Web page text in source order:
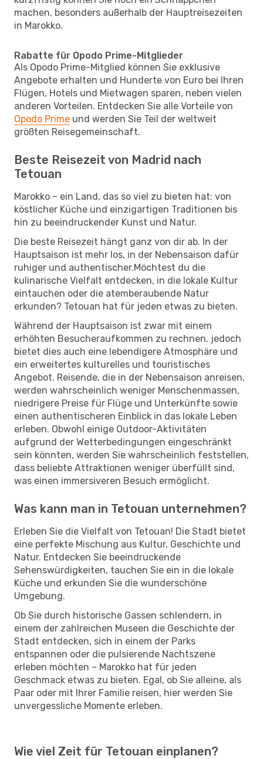
machen, besonders außerhalb der Hauptreisezeiten
in Marokko.
Rabatte für Opodo Prime-Mitglieder
Als Opodo Prime-Mitglied können Sie exklusive
Angebote erhalten und Hunderte von Euro bei Ihren
Flügen, Hotels und Mietwagen sparen, neben vielen
anderen Vorteilen. Entdecken Sie alle Vorteile von
Opodo Prime und werden Sie Teil der weltweit
größten Reisegemeinschaft.
Beste Reisezeit von Madrid nach
Tetouan
Marokko – ein Land, das so viel zu bieten hat: von
köstlicher Küche und einzigartigen Traditionen bis
hin zu beeindruckender Kunst und Natur.
Die beste Reisezeit hängt ganz von dir ab. In der
Hauptsaison ist mehr los, in der Nebensaison dafür
ruhiger und authentischer.Möchtest du die
kulinarische Vielfalt entdecken, in die lokale Kultur
eintauchen oder die atemberaubende Natur
erkunden? Tetouan hat für jeden etwas zu bieten.
Während der Hauptsaison ist zwar mit einem
erhöhten Besucheraufkommen zu rechnen, jedoch
bietet dies auch eine lebendigere Atmosphäre und
ein erweitertes kulturelles und touristisches
Angebot. Reisende, die in der Nebensaison anreisen,
werden wahrscheinlich weniger Menschenmassen,
niedrigere Preise für Flüge und Unterkünfte sowie
einen authentischeren Einblick in das lokale Leben
erleben. Obwohl einige Outdoor-Aktivitäten
aufgrund der Wetterbedingungen eingeschränkt
sein könnten, werden Sie wahrscheinlich feststellen,
dass beliebte Attraktionen weniger überfüllt sind,
was einen immersiveren Besuch ermöglicht.
Was kann man in Tetouan unternehmen?
Erleben Sie die Vielfalt von Tetouan! Die Stadt bietet
eine perfekte Mischung aus Kultur, Geschichte und
Natur. Entdecken Sie beeindruckende
Sehenswürdigkeiten, tauchen Sie ein in die lokale
Küche und erkunden Sie die wunderschöne
Umgebung.
Ob Sie durch historische Gassen schlendern, in
einem der zahlreichen Museen die Geschichte der
Stadt entdecken, sich in einem der Parks
entspannen oder die pulsierende Nachtszene
erleben möchten – Marokko hat für jeden
Geschmack etwas zu bieten. Egal, ob Sie alleine, als
Paar oder mit Ihrer Familie reisen, hier werden Sie
unvergessliche Momente erleben.
Wie viel Zeit für Tetouan einplanen?